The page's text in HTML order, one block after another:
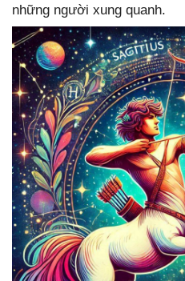
những người xung quanh.